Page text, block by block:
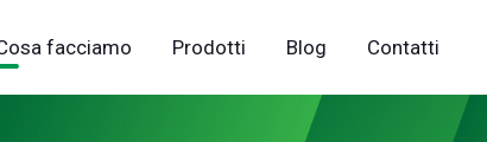
facciamo Prodotti Blog Contatti